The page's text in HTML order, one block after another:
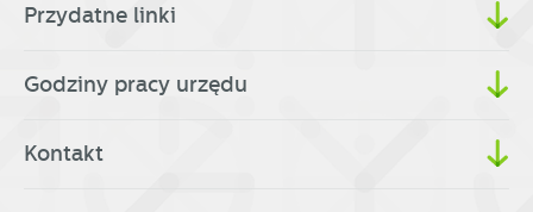
Przydatne linki
Godziny pracy urzędu
Kontakt